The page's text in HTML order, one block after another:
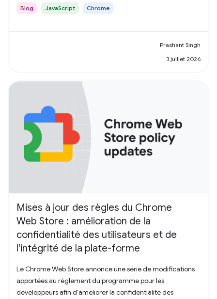
Blog JavaScript Chrome
Prashant Singh
3 juillet 2026
Mises à jour des règles du Chrome
Web Store : amélioration de la
confidentialité des utilisateurs et de
l'intégrité de la plate-forme
Le Chrome Web Store annonce une série de modifications
apportées au règlement du programme pour les
développeurs afin d'améliorer la confidentialité des